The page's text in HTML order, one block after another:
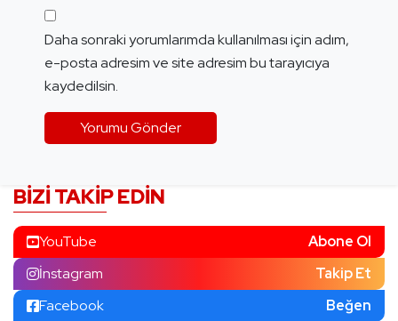
Daha sonraki yorumlarımda kullanılması için adım,
e-posta adresim ve site adresim bu tarayıcıya
kaydedilsin.
BIZI TAKIP EDIN
YouTube
Abone Ol
İnstagram
Takip Et
Facebook
Beğen